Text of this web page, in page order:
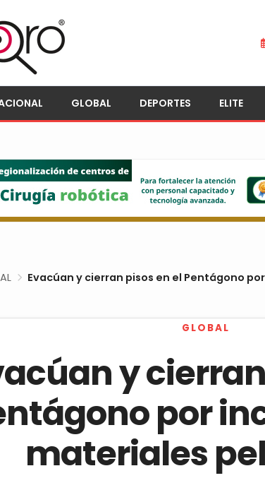
GLOBAL DEPORTES ELITE
Evacúan y cierran pisos en el Pentágono
GLOBAL
y
por
materiales